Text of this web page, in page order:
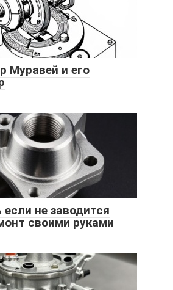
Муравей и его
не заводится
своими руками